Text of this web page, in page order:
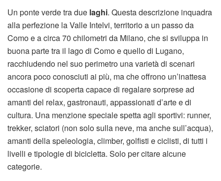
Un ponte verde tra due laghi. Questa descrizione inquadra
alla perfezione la Valle Intelvi, territorio a un passo da
Como e a circa 70 chilometri da Milano, che si sviluppa in
buona parte tra il lago di Como e quello di Lugano,
racchiudendo nel suo perimetro una varietà di scenari
ancora poco conosciuti ai più, ma che offrono un’inattesa
occasione di scoperta capace di regalare sorprese ad
amanti del relax, gastronauti, appassionati d’arte e di
cultura. Una menzione speciale spetta agli sportivi: runner,
trekker, sciatori (non solo sulla neve, ma anche sull’acqua),
amanti della speleologia, climber, golfisti e ciclisti, di tutti i
livelli e tipologie di bicicletta. Solo per citare alcune
categorie.